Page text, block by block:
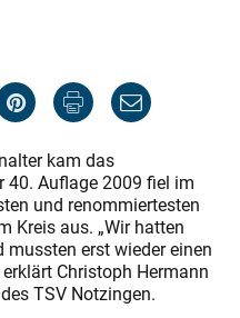
kam das
40. Auflage 2009 fiel im
und renommiertesten
Kreis aus. „Wir hatten
mussten erst wieder einen
Christoph Hermann
TSV Notzin­gen.